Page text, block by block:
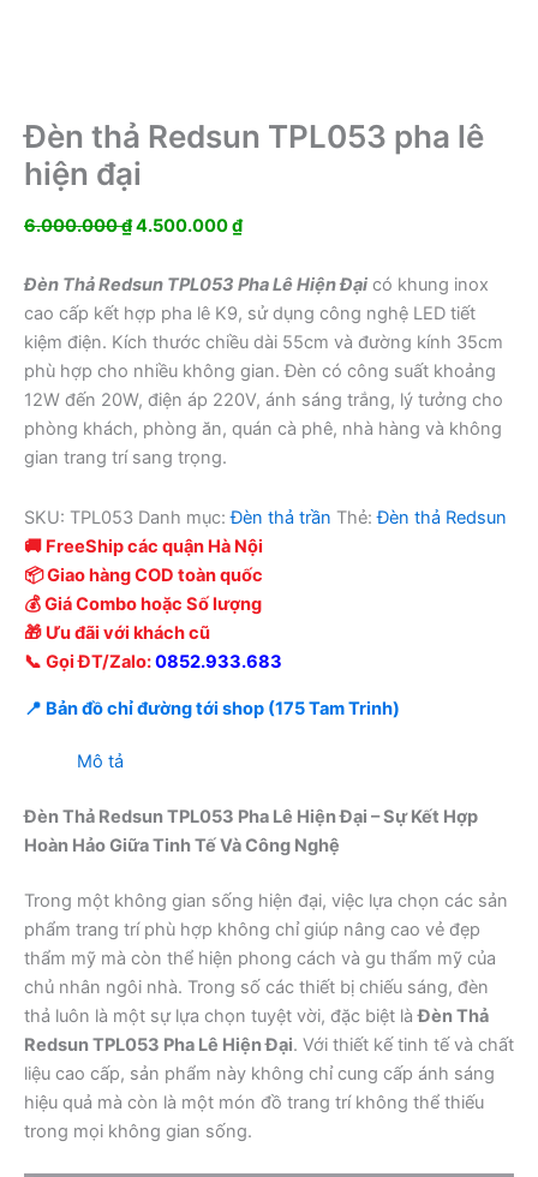
Đèn thả Redsun TPL053 pha lê
hiện đại
6.000.000₫Giá
là:
6.000.000 ₫.
4.500.000₫Giá
tại
là:
4.500.000 ₫.
Đèn Thả Redsun TPL053 Pha Lê Hiện Đại có khung inox
cao cấp kết hợp pha lê K9, sử dụng công nghệ LED tiết
kiệm điện. Kích thước chiều dài 55cm và đường kính 35cm
phù hợp cho nhiều không gian. Đèn có công suất khoảng
12W đến 20W, điện áp 220V, ánh sáng trắng, lý tưởng cho
phòng khách, phòng ăn, quán cà phê, nhà hàng và không
gian trang trí sang trọng.
SKU: TPL053 Danh mục:Đèn thả trần Thẻ:Đèn thả Redsun
🚚 FreeShip các quận Hà Nội
📦 Giao hàng COD toàn quốc
💰 Giá Combo hoặc Số lượng
🎁 Ưu đãi với khách cũ
📞 Gọi ĐT/Zalo:0852.933.683
📍 Bản đồ chỉ đường tới shop (175 Tam Trinh)
Mô tả
Đèn Thả Redsun TPL053 Pha Lê Hiện Đại – Sự Kết Hợp
Hoàn Hảo Giữa Tinh Tế Và Công Nghệ
Trong một không gian sống hiện đại, việc lựa chọn các sản
phẩm trang trí phù hợp không chỉ giúp nâng cao vẻ đẹp
thẩm mỹ mà còn thể hiện phong cách và gu thẩm mỹ của
chủ nhân ngôi nhà. Trong số các thiết bị chiếu sáng, đèn
thả luôn là một sự lựa chọn tuyệt vời, đặc biệt làĐèn Thả
Redsun TPL053 Pha Lê Hiện Đại. Với thiết kế tinh tế và chất
liệu cao cấp, sản phẩm này không chỉ cung cấp ánh sáng
hiệu quả mà còn là một món đồ trang trí không thể thiếu
trong mọi không gian sống.